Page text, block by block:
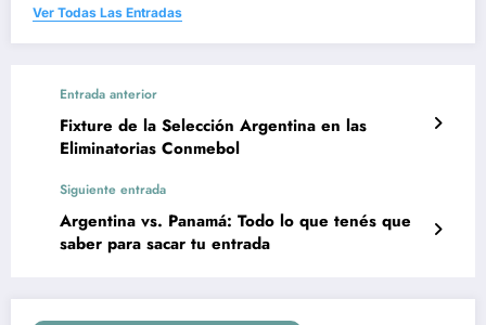
Ver Todas Las Entradas
Entrada anterior
Fixture de la Selección Argentina en las
Eliminatorias Conmebol
Siguiente entrada
Argentina vs. Panamá: Todo lo que tenés que
saber para sacar tu entrada